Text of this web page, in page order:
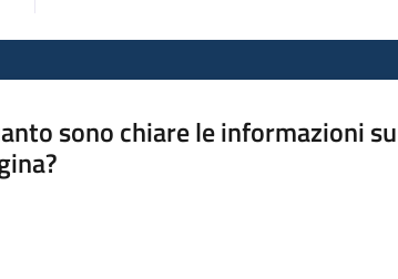
sono chiare le informazioni